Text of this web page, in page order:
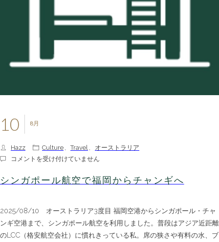
8月
10
Hazz Culture , Travel ,
オーストラリア
シ
ガ
ポ
航
空
で
福
コメントを受け付けていません
シンガポール航空で福岡からチャンギへ
2025/08/10 オーストラリア3度目 福岡空港からシンガポール・チャ
ンギ空港まで、シンガポール航空を利用しました。普段はアジア近距離
のLCC（格安航空会社）に慣れきっている私。席の狭さや有料の水、ブ